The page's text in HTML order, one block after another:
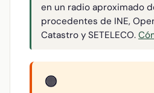
en un radio aproximado
procedentes de INE,
Catastro y SETELECO.
🟠